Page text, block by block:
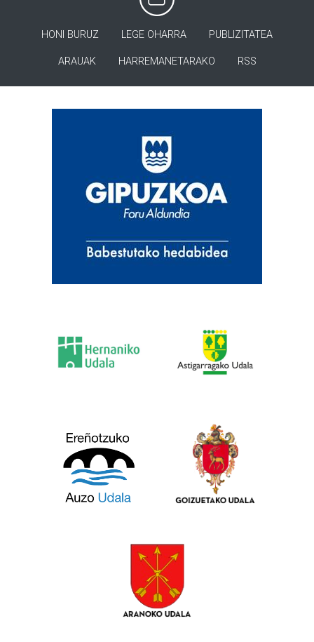
HONI BURUZ LEGE OHARRA PUBLIZITATEA
ARAUAK HARREMANETARAKO RSS